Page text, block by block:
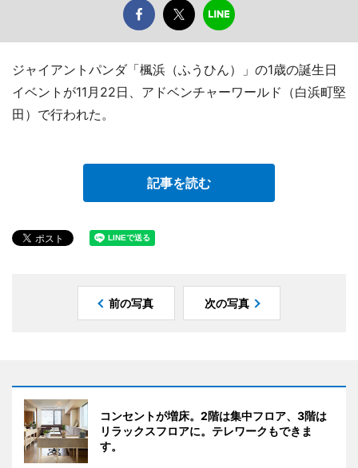
ジャイアントパンダ「楓浜（ふうひん）」の1歳の誕生日
イベントが11月22日、アドベンチャーワールド（白浜町堅
田）で行われた。
記事を読む
前の写真 次の写真
コンセントが増床。2階は集中フロア、3階は
リラックスフロアに。テレワークもできま
す。